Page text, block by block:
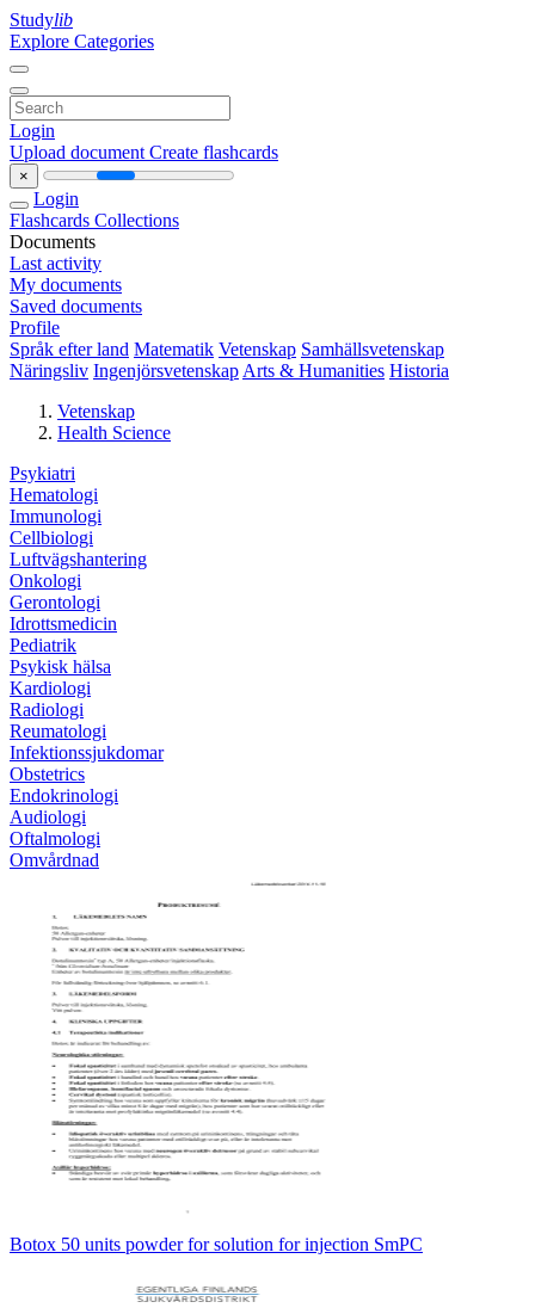
Studylib
Explore Categories
Login
Upload document Create flashcards
×
Login
Flashcards Collections
Documents
Last activity
My documents
Saved documents
Profile
Språk efter land Matematik Vetenskap Samhällsvetenskap
Näringsliv Ingenjörsvetenskap Arts & Humanities Historia
Vetenskap
Health Science
Psykiatri
Hematologi
Immunologi
Cellbiologi
Luftvägshantering
Onkologi
Gerontologi
Idrottsmedicin
Pediatrik
Psykisk hälsa
Kardiologi
Radiologi
Reumatologi
Infektionssjukdomar
Obstetrics
Endokrinologi
Audiologi
Oftalmologi
Omvårdnad
Botox 50 units powder for solution for injection SmPC